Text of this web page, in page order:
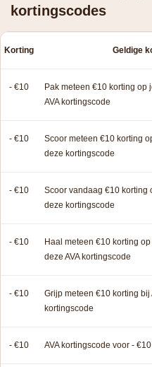
kortingscodes
Korting Geldige
- €10
Pak meteen €10 korting op
AVA kortingscode
- €10
Scoor meteen €10 korting
deze kortingscode
- €10
Scoor vandaag €10 korting
deze kortingscode
- €10
Haal meteen €10 korting
deze AVA kortingscode
- €10
Grijp meteen €10 korting bij
kortingscode
- €10 AVA kortingscode voor -